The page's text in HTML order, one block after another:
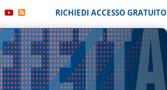
RICHIEDI ACCESSO GRATUITO